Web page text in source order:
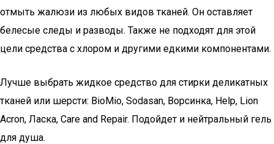
отмыть жалюзи из любых видов тканей. Он оставляет
белесые следы и разводы. Также не подходят для этой
цели средства с хлором и другими едкими компонентами.
Лучше выбрать жидкое средство для стирки деликатных
тканей или шерсти: BioMio, Sodasan, Ворсинка, Help, Lion
Acron, Ласка, Care and Repair. Подойдет и нейтральный гель
для душа.